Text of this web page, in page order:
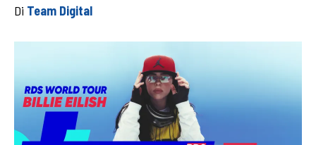
Di Team Digital